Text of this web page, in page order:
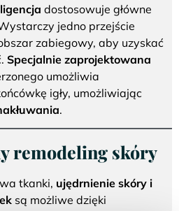
dostosowuje główne
jedno przejście
zabiegowy, aby uzyskać
Specjalnie zaprojektowana
umożliwia
igły, umożliwiając
.
remodeling skóry
tkanki, ujędrnienie skóry i
są możliwe dzięki